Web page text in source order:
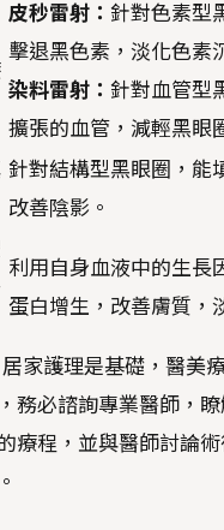
皮秒雷射： 針對色素型
擊退黑色素，淡化色素
染料雷射： 針對血管型
擴張的血管，減輕黑眼
針對結構型黑眼圈，能
改善陰影。
利用自身血液中的生長
蛋白增生，改善膚質，
居家護理是基礎，醫美
務必諮詢專業醫師，
療程，並與醫師討論